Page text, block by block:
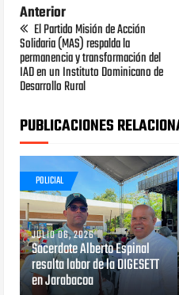
Anterior
El Partido Misión de Acción
Solidaria (MAS) respalda la
permanencia y transformación del
IAD en un Instituto Dominicano de
Desarrollo Rural
PUBLICACIONES
POLICIAL
JULIO 06, 2026
Sacerdote Alberto Espinal
resalta labor de la DIGESETT
en Jarabacoa